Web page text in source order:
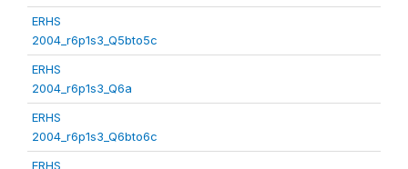
ERHS
2004_r6p1s3_Q5bto5c
ERHS
2004_r6p1s3_Q6a
ERHS
2004_r6p1s3_Q6bto6c
ERHS